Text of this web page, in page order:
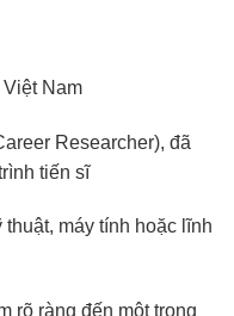
Nam
Researcher), đã
tiến sĩ
máy tính hoặc lĩnh
rõ ràng đến một trong